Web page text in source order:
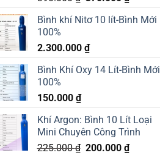
5.00
5 sao
là:
tại
Bình khí Nitơ 10 lít-Bình Mới
100%
2.300.000 ₫
Bình Khí Oxy 14 Lít-Bình Mới
100%
150.000 ₫
Khí Argon: Bình 10 Lít Loại
Mini Chuyên Công Trình
225.000₫ Giá
200.000₫Giá